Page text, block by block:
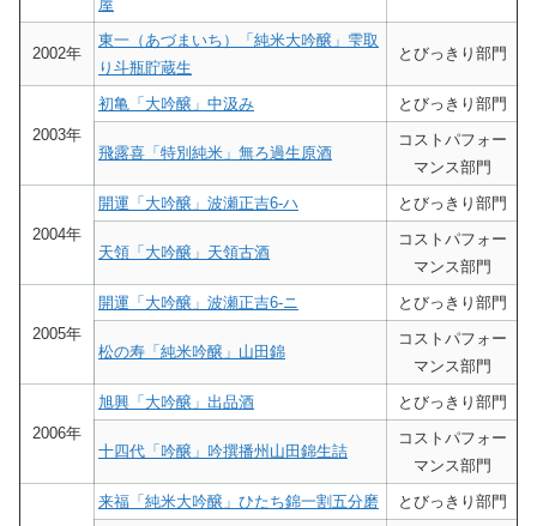
屋
2002年
東一（あづまいち）「純米大吟醸」雫取
り斗瓶貯蔵生
とびっきり部門
2003年
初亀「大吟醸」中汲み とびっきり部門
飛露喜「特別純米」無ろ過生原酒
コストパフォー
マンス部門
2004年
開運「大吟醸」波瀬正吉6-ハ とびっきり部門
天領「大吟醸」天領古酒
コストパフォー
マンス部門
2005年
開運「大吟醸」波瀬正吉6-ニ とびっきり部門
松の寿「純米吟醸」山田錦
コストパフォー
マンス部門
2006年
旭興「大吟醸」出品酒 とびっきり部門
十四代「吟醸」吟撰播州山田錦生詰
コストパフォー
マンス部門
来福「純米大吟醸」ひたち錦一割五分磨 とびっきり部門